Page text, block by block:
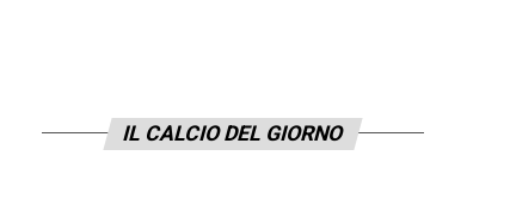
IL CALCIO DEL GIORNO